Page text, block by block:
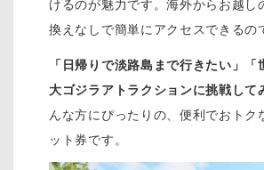
けるのが魅力です。海外からお越し
換えなしで簡単にアクセスできるの
「日帰りで淡路島まで行きたい」「
大ゴジラアトラクションに挑戦して
んな方にぴったりの、便利でおトク
ット券です。